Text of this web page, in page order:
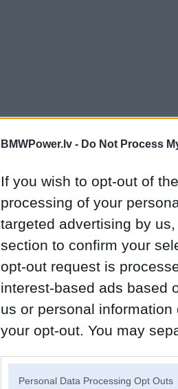
BMWPower.lv - Do Not Process
If you wish to opt-out of
processing of your
targeted advertising by
section to confirm your
opt-out request is
interest-based ads based
us or personal
your opt-out. You may
Personal Data Processing Opt Outs